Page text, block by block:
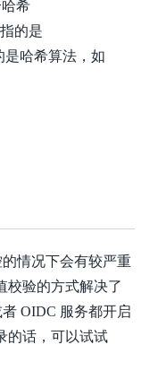
希
的是
是哈希算法，如
的情况下会有较严重
校验的方式解决了
OIDC 服务都开启
的话，可以试试